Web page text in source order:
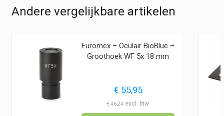
Andere vergelijkbare artikelen
Euromex – Oculair BioBlue –
Groothoek WF 5x 18 mm
€ 55,95
€46,24